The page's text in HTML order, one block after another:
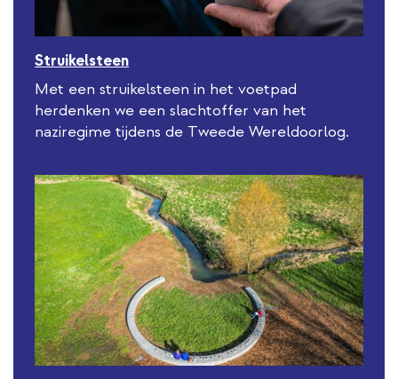
Struikelsteen
Met een struikelsteen in het voetpad
herdenken we een slachtoffer van het
naziregime tijdens de Tweede Wereldoorlog.